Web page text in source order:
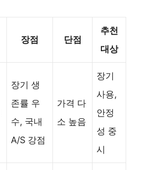
장점 단점
추천
대상
장기 생
존률 우
수, 국내
A/S 강점
가격 다
소 높음
장기
사용,
안정
성 중
시